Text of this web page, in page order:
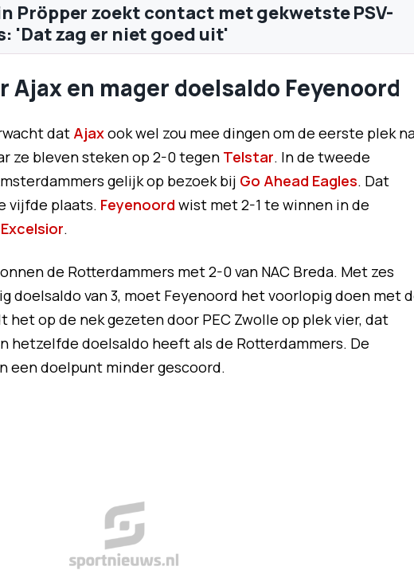
Pröpper zoekt contact met gekwetste PSV-
'Dat zag er niet goed uit'
Ajax en mager doelsaldo Feyenoord
dat Ajaxook wel zou mee dingen om de eerste plek
ze bleven steken op 2-0 tegen Telstar. In de tweede
gelijk op bezoek bij Go Ahead Eagles. Dat
vijfde plaats. Feyenoord wist met 2-1 te winnen in de
Excelsior.
de Rotterdammers met 2-0 van NAC Breda. Met zes
doelsaldo van 3, moet Feyenoord het voorlopig doen met
het op de nek gezeten door PEC Zwolle op plek vier, dat
hetzelfde doelsaldo heeft als de Rotterdammers. De
een doelpunt minder gescoord.